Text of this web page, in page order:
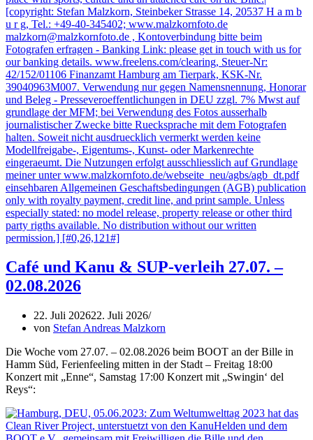
Café und Kanu & SUP-verleih 27.07. –
02.08.2026
22. Juli 202622. Juli 2026
von Stefan Andreas Malzkorn
Die Woche vom 27.07. – 02.08.2026 beim BOOT an der Bille in
Hamm Süd, Ferienfeeling mitten in der Stadt – Freitag 18:00
Konzert mit „Enne“, Samstag 17:00 Konzert mit „Swingin‘ del
Reys“: